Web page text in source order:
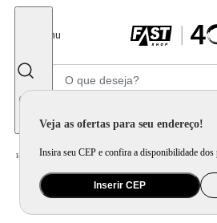
Menu
Veja as ofertas para seu endereço!
Insira seu CEP e confira a disponibilidade dos
Inserir CEP
Home Utilidade Doméstica Mesa / Utensílio de Mesa